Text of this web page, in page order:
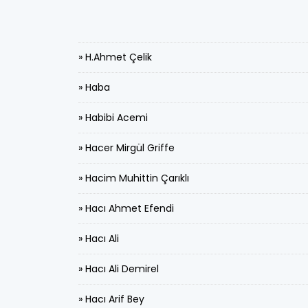
» H.Ahmet Çelik
» Haba
» Habibi Acemi
» Hacer Mirgül Griffe
» Hacim Muhittin Çarıklı
» Hacı Ahmet Efendi
» Hacı Ali
» Hacı Ali Demirel
» Hacı Arif Bey